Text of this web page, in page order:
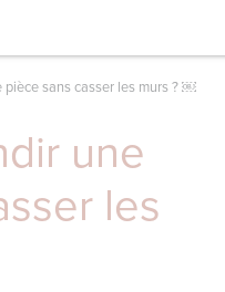
pièce sans casser les murs ? ￼
une
les